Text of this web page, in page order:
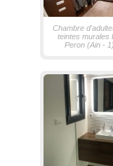
Chambre
teintes murales
Peron (Ain - 1)